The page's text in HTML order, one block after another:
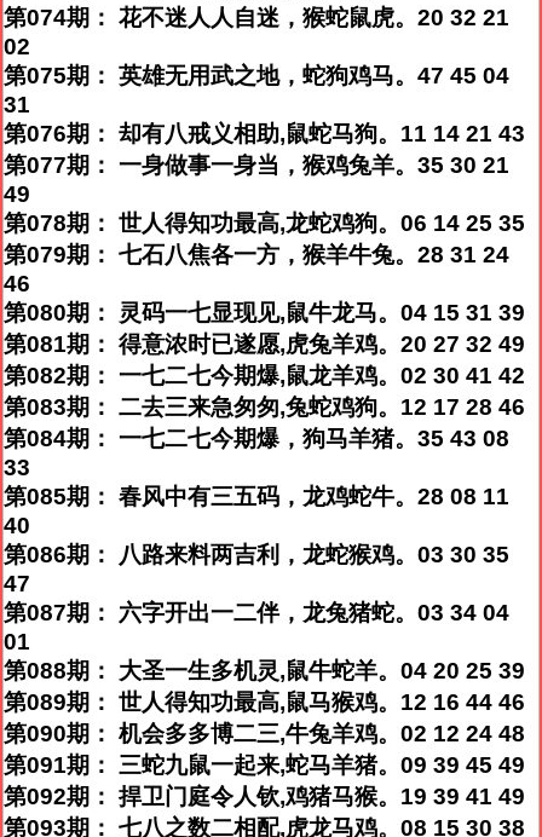
第074期： 花不迷人人自迷，猴蛇鼠虎。20 32 21
02
第075期： 英雄无用武之地，蛇狗鸡马。47 45 04
31
第076期： 却有八戒义相助,鼠蛇马狗。11 14 21 43
第077期： 一身做事一身当，猴鸡兔羊。35 30 21
49
第078期： 世人得知功最高,龙蛇鸡狗。06 14 25 35
第079期： 七石八焦各一方，猴羊牛兔。28 31 24
46
第080期： 灵码一七显现见,鼠牛龙马。04 15 31 39
第081期： 得意浓时已遂愿,虎兔羊鸡。20 27 32 49
第082期： 一七二七今期爆,鼠龙羊鸡。02 30 41 42
第083期： 二去三来急匆匆,兔蛇鸡狗。12 17 28 46
第084期： 一七二七今期爆，狗马羊猪。35 43 08
33
第085期： 春风中有三五码，龙鸡蛇牛。28 08 11
40
第086期： 八路来料两吉利，龙蛇猴鸡。03 30 35
47
第087期： 六字开出一二伴，龙兔猪蛇。03 34 04
01
第088期： 大圣一生多机灵,鼠牛蛇羊。04 20 25 39
第089期： 世人得知功最高,鼠马猴鸡。12 16 44 46
第090期： 机会多多博二三,牛兔羊鸡。02 12 24 48
第091期： 三蛇九鼠一起来,蛇马羊猪。09 39 45 49
第092期： 捍卫门庭令人钦,鸡猪马猴。19 39 41 49
第093期： 七八之数二相配,虎龙马鸡。08 15 30 38